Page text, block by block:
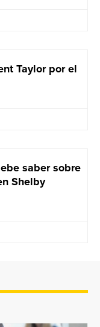
Taylor por el
saber sobre
Shelby